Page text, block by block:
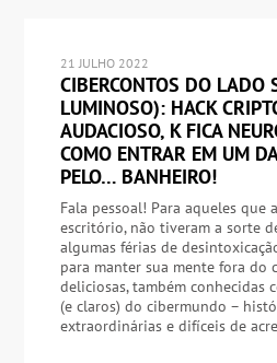
21 JULHO 2022
CIBERCONTOS DO LADO
LUMINOSO): HACK
AUDACIOSO, K FICA
COMO ENTRAR EM UM
PELO… BANHEIRO!
Fala pessoal! Para aqueles que
escritório, não tiveram a sorte
algumas férias de
para manter sua mente fora do
deliciosas, também conhecidas
(e claros) do cibermundo –
extraordinárias e difíceis de